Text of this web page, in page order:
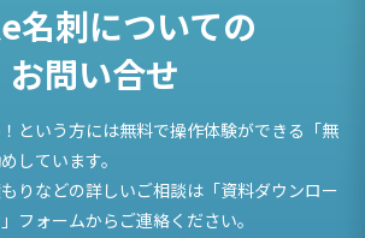
名刺についての
お問い合せ
という方には無料で操作体験ができる「無
しています。
りなどの詳しいご相談は「資料ダウンロー
フォームからご連絡ください。